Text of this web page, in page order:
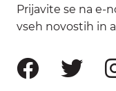
Prijavite se na e-
vseh novostih in